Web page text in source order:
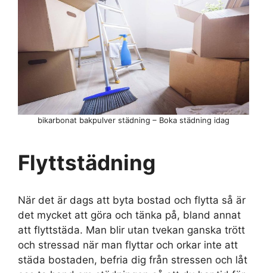
Flyttstädning
När det är dags att byta bostad och flytta så är
det mycket att göra och tänka på, bland annat
att flyttstäda. Man blir utan tvekan ganska trött
och stressad när man flyttar och orkar inte att
städa bostaden, befria dig från stressen och låt
bikarbonat bakpulver städning – Boka städning idag